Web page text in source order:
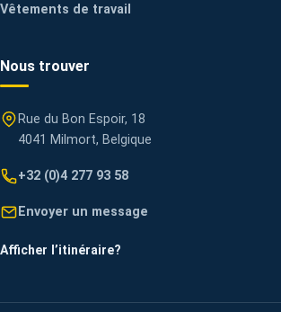
Vêtements de travail
Nous trouver
Rue du Bon Espoir, 18
4041 Milmort, Belgique
+32 (0)4 277 93 58
Envoyer un message
Afficher l’itinéraire?